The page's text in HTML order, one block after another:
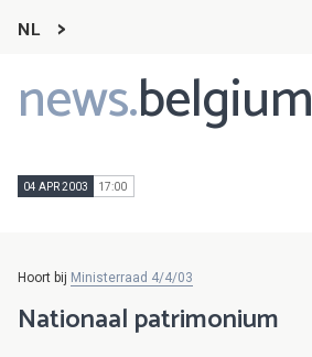
NL
news.belgium
Main
navigation
04 APR 2003 17:00
Hoort bij Ministerraad 4/4/03
Nationaal patrimonium